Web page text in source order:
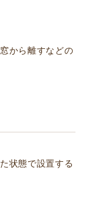
から離すなどの
状態で設置する